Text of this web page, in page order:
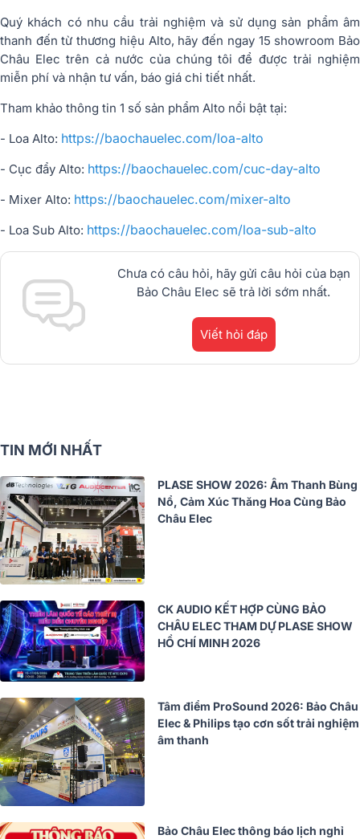
Quý khách có nhu cầu trải nghiệm và sử dụng sản phẩm âm
thanh đến từ thương hiệu Alto, hãy đến ngay 15 showroom Bảo
Châu Elec trên cả nước của chúng tôi để được trải nghiệm
miễn phí và nhận tư vấn, báo giá chi tiết nhất.
Tham khảo thông tin 1 số sản phẩm Alto nổi bật tại:
- Loa Alto: https://baochauelec.com/loa-alto
- Cục đẩy Alto: https://baochauelec.com/cuc-day-alto
- Mixer Alto: https://baochauelec.com/mixer-alto
- Loa Sub Alto: https://baochauelec.com/loa-sub-alto
Chưa có câu hỏi, hãy gửi câu hỏi của bạn
Bảo Châu Elec sẽ trả lời sớm nhất.
Viết hỏi đáp
TIN MỚI NHẤT
PLASE SHOW 2026: Âm Thanh Bùng
Nổ, Cảm Xúc Thăng Hoa Cùng Bảo
Châu Elec
CK AUDIO KẾT HỢP CÙNG BẢO
CHÂU ELEC THAM DỰ PLASE SHOW
HỒ CHÍ MINH 2026
Tâm điểm ProSound 2026: Bảo Châu
Elec & Philips tạo cơn sốt trải nghiệm
âm thanh
Bảo Châu Elec thông báo lịch nghỉ